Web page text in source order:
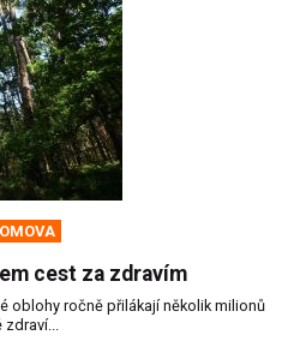
cest za zdravím
oblohy ročně přilákají několik milionů
zdraví...